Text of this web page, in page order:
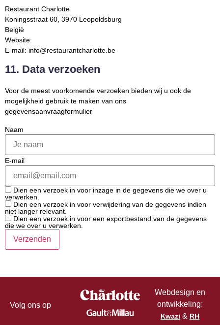
Restaurant Charlotte
Koningsstraat 60, 3970 Leopoldsburg
België
Website:
E-mail: info@restaurantcharlotte.be
11. Data verzoeken
Voor de meest voorkomende verzoeken bieden wij u ook de
mogelijkheid gebruik te maken van ons
gegevensaanvraagformulier
Naam
E-mail
Dien een verzoek in voor inzage in de gegevens die we over u
verwerken.
Dien een verzoek in voor verwijdering van de gegevens indien
niet langer relevant.
Dien een verzoek in voor een exportbestand van de gegevens
die we over u verwerken.
Volg ons op
Webdesign en
ontwikkeling:
Kwazi & RH